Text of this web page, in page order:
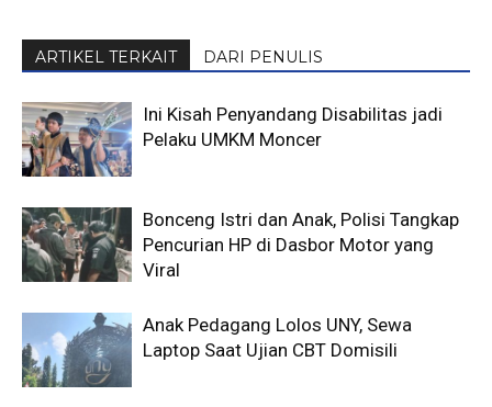
ARTIKEL TERKAIT DARI PENULIS
Ini Kisah Penyandang Disabilitas jadi
Pelaku UMKM Moncer
Bonceng Istri dan Anak, Polisi Tangkap
Pencurian HP di Dasbor Motor yang
Viral
Anak Pedagang Lolos UNY, Sewa
Laptop Saat Ujian CBT Domisili